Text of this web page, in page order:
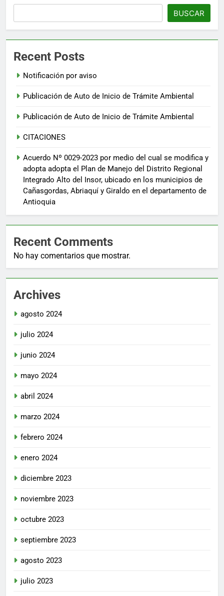
BUSCAR
Recent Posts
Notificación por aviso
Publicación de Auto de Inicio de Trámite Ambiental
Publicación de Auto de Inicio de Trámite Ambiental
CITACIONES
Acuerdo Nº 0029-2023 por medio del cual se modifica y
adopta adopta el Plan de Manejo del Distrito Regional
Integrado Alto del Insor, ubicado en los municipios de
Cañasgordas, Abriaquí y Giraldo en el departamento de
Antioquia
Recent Comments
No hay comentarios que mostrar.
Archives
agosto 2024
julio 2024
junio 2024
mayo 2024
abril 2024
marzo 2024
febrero 2024
enero 2024
diciembre 2023
noviembre 2023
octubre 2023
septiembre 2023
agosto 2023
julio 2023